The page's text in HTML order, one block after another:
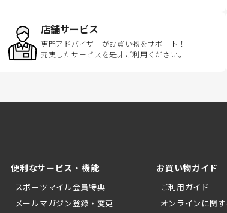
店舗サービス
専門アドバイザーがお買い物をサポート！
充実したサービスを是非ご利用ください。
便利なサービス・機能
スポーツマイル会員特典
メールマガジン登録・変更
お買い物ガイド
ご利用ガイド
オンラインに関